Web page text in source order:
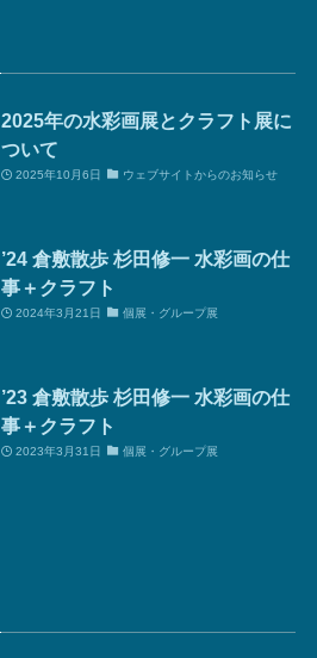
2025年の水彩画展とクラフト展に
ついて
2025年10月6日 ウェブサイトからのお知らせ
’24 倉敷散歩 杉田修一 水彩画の仕
事＋クラフト
2024年3月21日 個展・グループ展
’23 倉敷散歩 杉田修一 水彩画の仕
事＋クラフト
2023年3月31日 個展・グループ展